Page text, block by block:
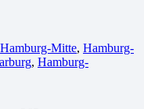
Hamburg-Mitte, Hamburg-
, Hamburg-